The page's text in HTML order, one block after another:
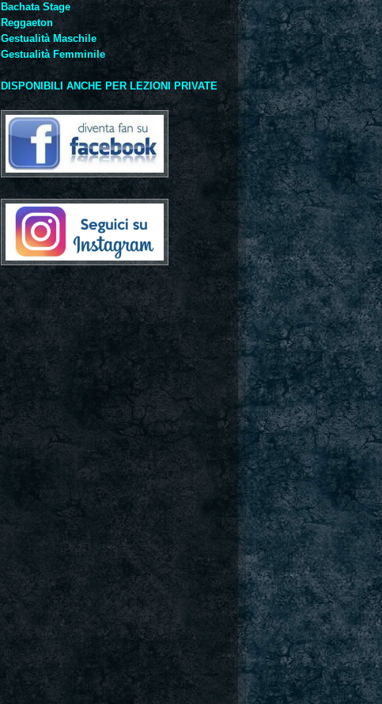
Bachata Stage
Reggaeton
Gestualità Maschile
Gestualità Femminile
DISPONIBILI ANCHE PER LEZIONI PRIVATE